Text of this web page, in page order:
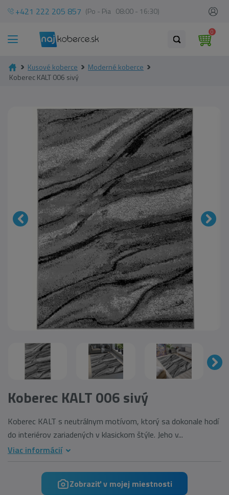
+421 222 205 857 (Po - Pia 08:00 - 16:30)
0
Kusové koberce
Moderné koberce
Koberec KALT 006 sivý
Koberec KALT 006 sivý
Koberec KALT s neutrálnym motívom, ktorý sa dokonale hodí
do interiérov zariadených v klasickom štýle. Jeho v...
Viac informácií
Zobraziť v mojej miestnosti